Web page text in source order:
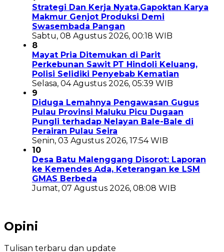
Strategi Dan Kerja Nyata,Gapoktan Karya
Makmur Genjot Produksi Demi
Swasembada Pangan
Sabtu, 08 Agustus 2026, 00:18 WIB
8
Mayat Pria Ditemukan di Parit
Perkebunan Sawit PT Hindoli Keluang,
Polisi Selidiki Penyebab Kematian
Selasa, 04 Agustus 2026, 05:39 WIB
9
Diduga Lemahnya Pengawasan Gugus
Pulau Provinsi Maluku Picu Dugaan
Pungli terhadap Nelayan Bale-Bale di
Perairan Pulau Seira
Senin, 03 Agustus 2026, 17:54 WIB
10
Desa Batu Malenggang Disorot: Laporan
ke Kemendes Ada, Keterangan ke LSM
GMAS Berbeda
Jumat, 07 Agustus 2026, 08:08 WIB
Opini
Tulisan terbaru dan update